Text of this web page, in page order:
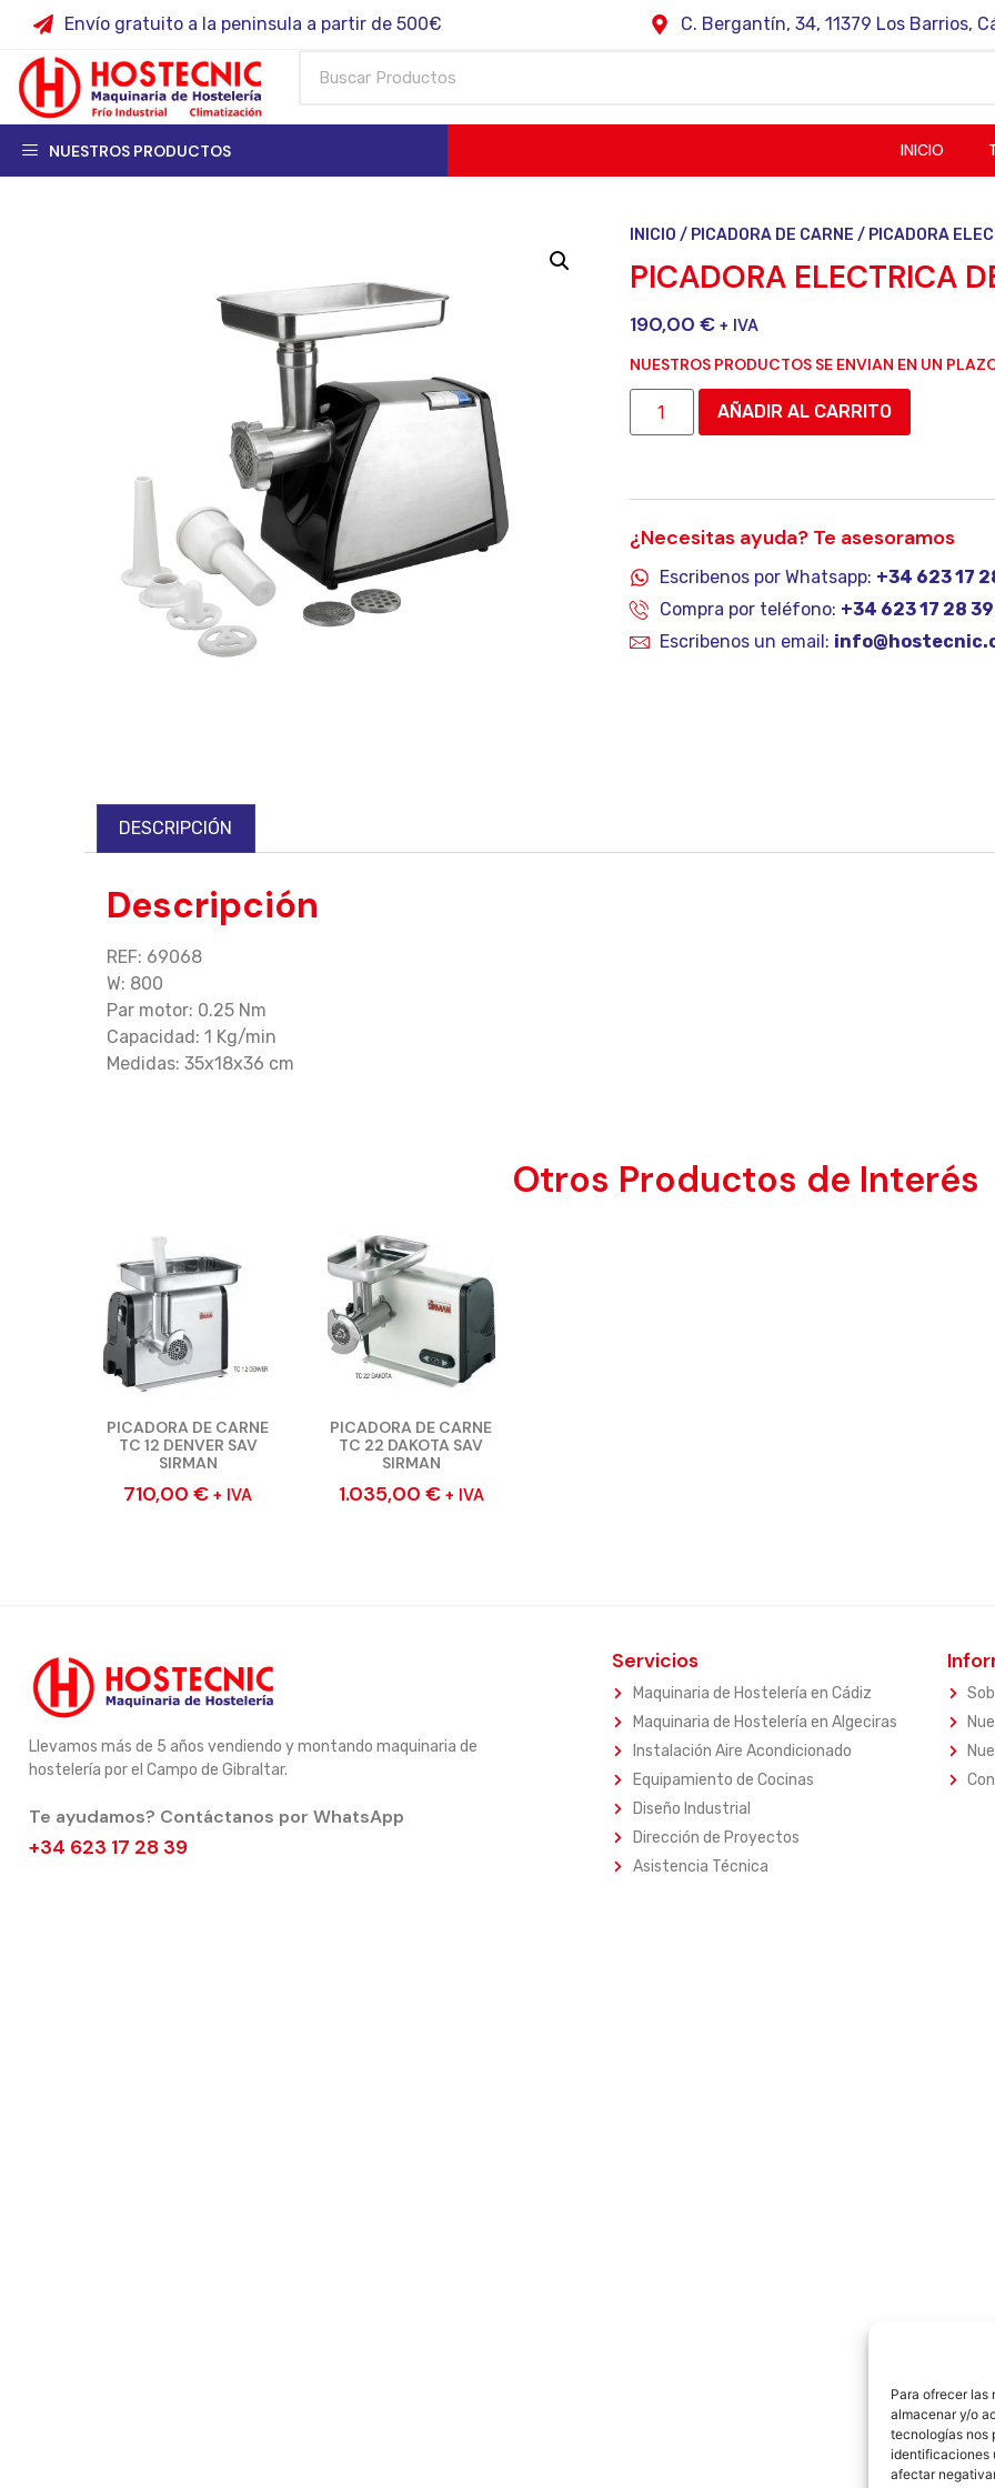
Para ofrecer las
almacenar y/o
tecnologías nos
identificaciones
afectar
Envío gratuito a la peninsula a partir de 500€ C. Bergantín, 34, 11379 Los Barrios,
NUESTROS PRODUCTOS INICIO
INICIO / PICADORA DE CARNE / PICADORA
PICADORA ELECTRICA
190,00 € + IVA
NUESTROS PRODUCTOS SE ENVIAN EN UN
AÑADIR AL CARRITO
¿Necesitas ayuda? Te asesoramos
Escribenos por Whatsapp: +34 623 17
Compra por teléfono: +34 623 17 28 39
Escribenos un email:
DESCRIPCIÓN
Descripción
REF: 69068
W: 800
Par motor: 0.25 Nm
Capacidad: 1 Kg/min
Medidas: 35x18x36 cm
Otros Productos de Interés
PICADORA DE CARNE
TC 12 DENVER SAV
SIRMAN
710,00 € + IVA
PICADORA DE CARNE
TC 22 DAKOTA SAV
SIRMAN
1.035,00 € + IVA
Llevamos más de 5 años vendiendo y montando maquinaria de
hostelería por el Campo de Gibraltar.
Te ayudamos? Contáctanos por WhatsApp
+34 623 17 28 39
Servicios
Maquinaria de Hostelería en Cádiz
Maquinaria de Hostelería en Algeciras
Instalación Aire Acondicionado
Equipamiento de Cocinas
Diseño Industrial
Dirección de Proyectos
Asistencia Técnica